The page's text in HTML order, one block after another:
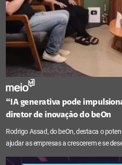
“IA generativa pode
diretor de inovação do beOn
Rodrigo Assad, do beOn, destaca o
ajudar as empresas a crescerem e se